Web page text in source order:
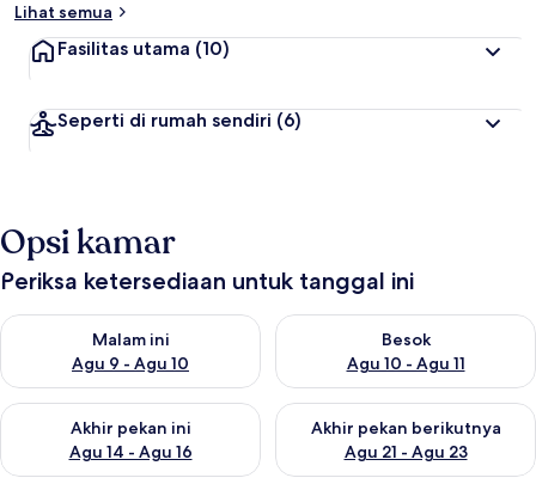
Lihat semua
Fasilitas utama (10)
Seperti di rumah sendiri (6)
Opsi kamar
Periksa ketersediaan untuk tanggal ini
Malam ini
Agu 9 - Agu 10
Periksa ketersediaan untuk malam ini Agu 9 - Agu 10
Besok
Agu 10 - Agu 11
Periksa ketersediaan untuk
Akhir pekan ini
Agu 14 - Agu 16
Periksa ketersediaan untuk akhir pekan ini Agu 14 - Agu 16
Akhir pekan berikutnya
Agu 21 - Agu 23
Periksa ketersediaan untuk